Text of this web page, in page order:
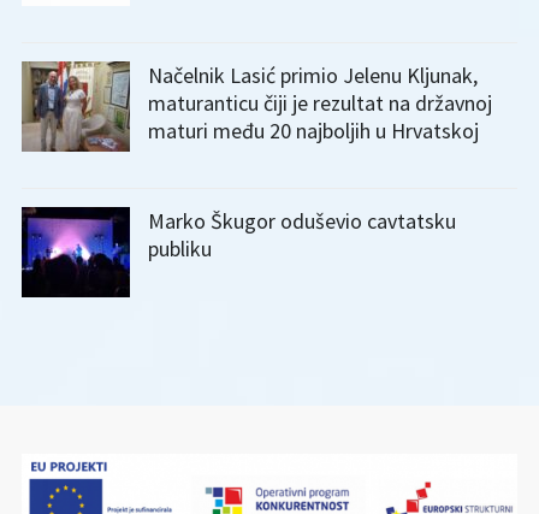
Načelnik Lasić primio Jelenu Kljunak,
maturanticu čiji je rezultat na državnoj
maturi među 20 najboljih u Hrvatskoj
Marko Škugor oduševio cavtatsku
publiku